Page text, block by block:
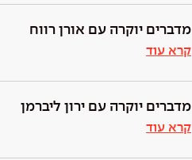
מדברים יוקרה עם אורן רווח
קרא עוד
מדברים יוקרה עם ירון ליברמן
קרא עוד